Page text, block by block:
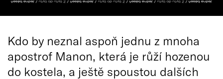
Kdo by neznal aspoň jednu z mnoha
apostrof Manon, která je růží hozenou
do kostela, a ještě spoustou dalších